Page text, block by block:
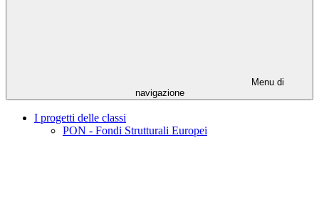
Menu di
navigazione
I progetti delle classi
PON - Fondi Strutturali Europei